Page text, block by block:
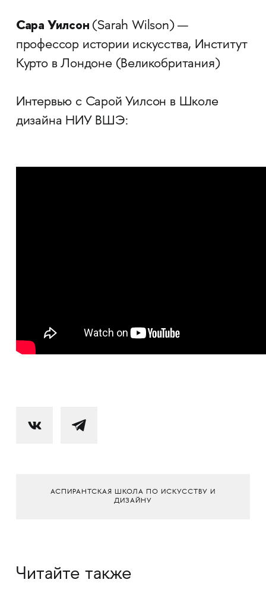
Сара Уилсон (Sarah Wilson) —
профессор истории искусства, Институт
Курто в Лондоне (Великобритания)
Интервью с Сарой Уилсон в Школе
дизайна НИУ ВШЭ:
АСПИРАНТСКАЯ ШКОЛА ПО ИСКУССТВУ И
ДИЗАЙНУ
Читайте также